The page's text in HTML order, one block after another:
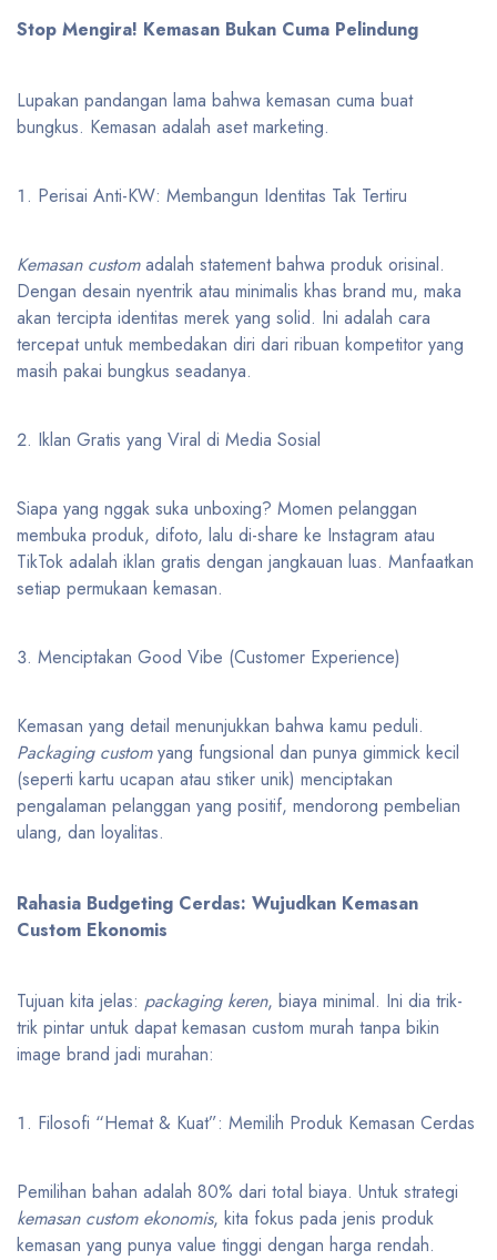
Stop Mengira! Kemasan Bukan Cuma Pelindung
Lupakan pandangan lama bahwa kemasan cuma buat
bungkus. Kemasan adalah aset marketing.
Perisai Anti-KW: Membangun Identitas Tak Tertiru
Kemasan customadalah statement bahwa produk orisinal.
Dengan desain nyentrik atau minimalis khas brand mu, maka
akan tercipta identitas merek yang solid. Ini adalah cara
tercepat untuk membedakan diri dari ribuan kompetitor yang
masih pakai bungkus seadanya.
Iklan Gratis yang Viral di Media Sosial
Siapa yang nggak suka unboxing? Momen pelanggan
membuka produk, difoto, lalu di-share ke Instagram atau
TikTok adalah iklan gratis dengan jangkauan luas. Manfaatkan
setiap permukaan kemasan.
Menciptakan Good Vibe (Customer Experience)
Kemasan yang detail menunjukkan bahwa kamu peduli.
Packaging customyang fungsional dan punya gimmick kecil
(seperti kartu ucapan atau stiker unik) menciptakan
pengalaman pelanggan yang positif, mendorong pembelian
ulang, dan loyalitas.
Rahasia Budgeting Cerdas: Wujudkan Kemasan
Custom Ekonomis
Tujuan kita jelas: packaging keren, biaya minimal. Ini dia trik-
trik pintar untuk dapat kemasan custom murah tanpa bikin
image brand jadi murahan:
Filosofi “Hemat & Kuat”: Memilih Produk Kemasan Cerdas
Pemilihan bahan adalah 80% dari total biaya. Untuk strategi
kemasan custom ekonomis, kita fokus pada jenis produk
kemasan yang punya value tinggi dengan harga rendah.